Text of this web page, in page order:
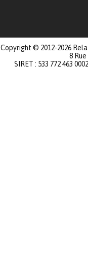
Copyright © 2012-2026
8
SIRET : 533 772 463